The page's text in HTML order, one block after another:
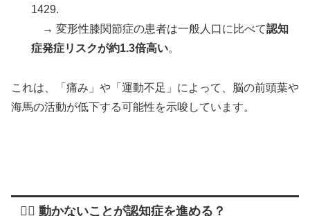
1429.
→ 変形性膝関節症の患者は一般人口に比べて認知
症発症リスクが約1.3倍高い。
これは、「痛み」や「運動不足」によって、脳の前頭葉や
海馬の活動が低下する可能性を示唆しています。
🚶‍♀️ 動かないことが認知症を進める？